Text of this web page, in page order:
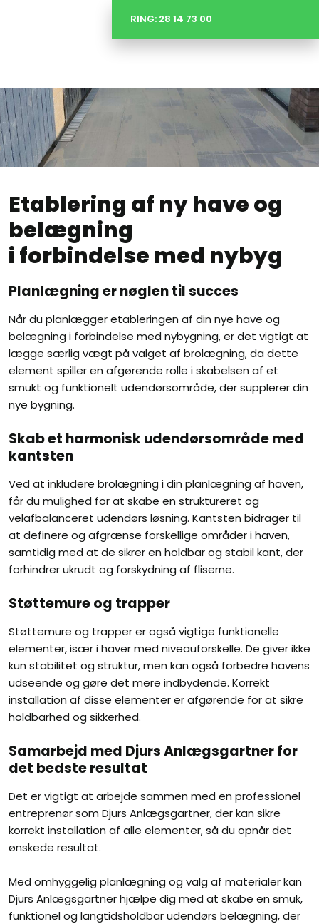
RING: 28 14 73 00
Etablering af ny have og
belægning
​i forbindelse med nybyg
Planlægning er nøglen til succes
Når du planlægger etableringen af din nye have og
belægning i forbindelse med nybygning, er det vigtigt at
lægge særlig vægt på valget af brolægning, da dette
element spiller en afgørende rolle i skabelsen af et
smukt og funktionelt udendørsområde, der supplerer din
nye bygning.
Skab et harmonisk udendørsområde med
kantsten
Ved at inkludere brolægning i din planlægning af haven,
får du mulighed for at skabe en struktureret og
velafbalanceret udendørs løsning. Kantsten bidrager til
at definere og afgrænse forskellige områder i haven,
samtidig med at de sikrer en holdbar og stabil kant, der
forhindrer ukrudt og forskydning af fliserne.
Støttemure og trapper
Støttemure og trapper er også vigtige funktionelle
elementer, især i haver med niveauforskelle. De giver ikke
kun stabilitet og struktur, men kan også forbedre havens
udseende og gøre det mere indbydende. Korrekt
installation af disse elementer er afgørende for at sikre
holdbarhed og sikkerhed.
Samarbejd med Djurs Anlægsgartner for
det bedste resultat
Det er vigtigt at arbejde sammen med en professionel
entreprenør som Djurs Anlægsgartner, der kan sikre
korrekt installation af alle elementer, så du opnår det
ønskede resultat.
Med omhyggelig planlægning og valg af materialer kan
Djurs Anlægsgartner hjælpe dig med at skabe en smuk,
funktionel og langtidsholdbar udendørs belægning, der